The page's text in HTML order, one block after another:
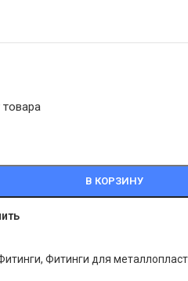
В КОРЗИНУ
, Фитинги для